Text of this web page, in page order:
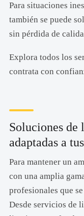
Para situaciones
también se puede
sin pérdida de
Explora todos los
contrata con
Soluciones de
adaptadas a
Para mantener un
con una amplia
profesionales que
Desde servicios de